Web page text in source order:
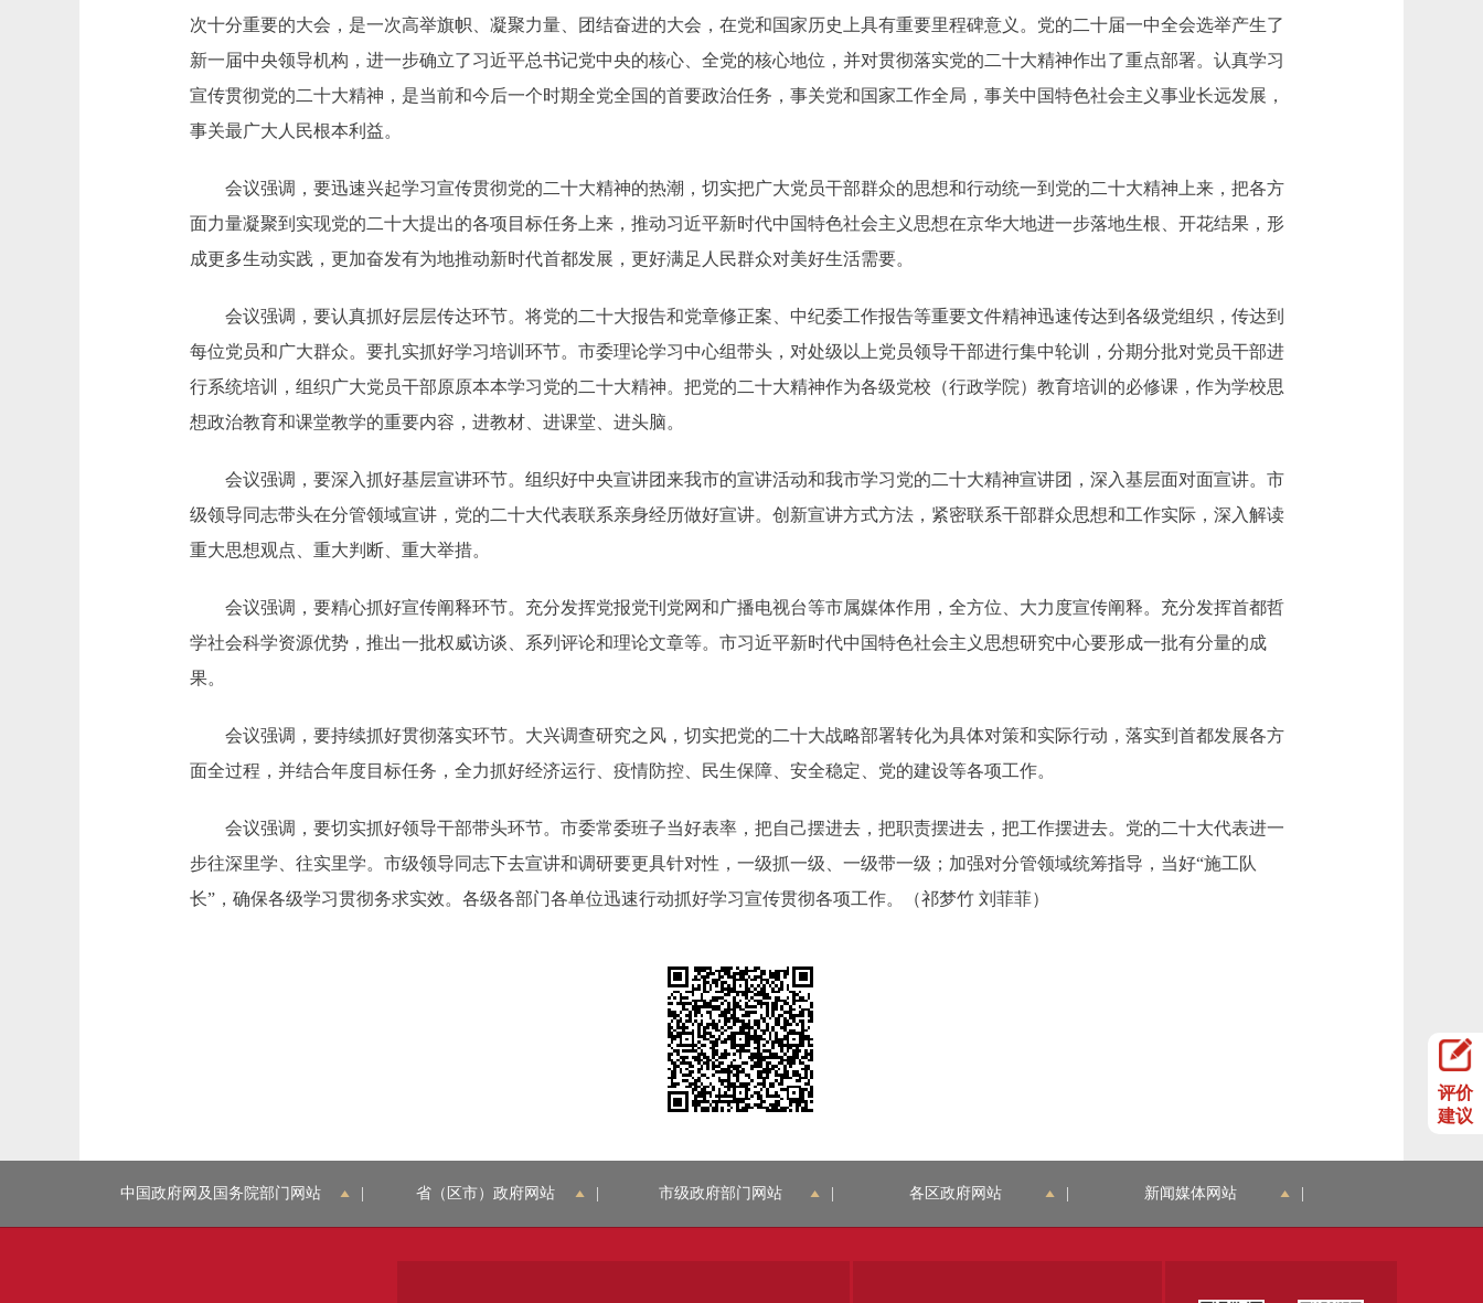
次十分重要的大会，是一次高举旗帜、凝聚力量、团结奋进的大会，在党和国家历史上具有重要里程碑意义。党的二十届一中全会选举产生了
新一届中央领导机构，进一步确立了习近平总书记党中央的核心、全党的核心地位，并对贯彻落实党的二十大精神作出了重点部署。认真学习
宣传贯彻党的二十大精神，是当前和今后一个时期全党全国的首要政治任务，事关党和国家工作全局，事关中国特色社会主义事业长远发展，
事关最广大人民根本利益。
会议强调，要迅速兴起学习宣传贯彻党的二十大精神的热潮，切实把广大党员干部群众的思想和行动统一到党的二十大精神上来，把各方
面力量凝聚到实现党的二十大提出的各项目标任务上来，推动习近平新时代中国特色社会主义思想在京华大地进一步落地生根、开花结果，形
成更多生动实践，更加奋发有为地推动新时代首都发展，更好满足人民群众对美好生活需要。
会议强调，要认真抓好层层传达环节。将党的二十大报告和党章修正案、中纪委工作报告等重要文件精神迅速传达到各级党组织，传达到
每位党员和广大群众。要扎实抓好学习培训环节。市委理论学习中心组带头，对处级以上党员领导干部进行集中轮训，分期分批对党员干部进
行系统培训，组织广大党员干部原原本本学习党的二十大精神。把党的二十大精神作为各级党校（行政学院）教育培训的必修课，作为学校思
想政治教育和课堂教学的重要内容，进教材、进课堂、进头脑。
会议强调，要深入抓好基层宣讲环节。组织好中央宣讲团来我市的宣讲活动和我市学习党的二十大精神宣讲团，深入基层面对面宣讲。市
级领导同志带头在分管领域宣讲，党的二十大代表联系亲身经历做好宣讲。创新宣讲方式方法，紧密联系干部群众思想和工作实际，深入解读
重大思想观点、重大判断、重大举措。
会议强调，要精心抓好宣传阐释环节。充分发挥党报党刊党网和广播电视台等市属媒体作用，全方位、大力度宣传阐释。充分发挥首都哲
学社会科学资源优势，推出一批权威访谈、系列评论和理论文章等。市习近平新时代中国特色社会主义思想研究中心要形成一批有分量的成
果。
会议强调，要持续抓好贯彻落实环节。大兴调查研究之风，切实把党的二十大战略部署转化为具体对策和实际行动，落实到首都发展各方
面全过程，并结合年度目标任务，全力抓好经济运行、疫情防控、民生保障、安全稳定、党的建设等各项工作。
会议强调，要切实抓好领导干部带头环节。市委常委班子当好表率，把自己摆进去，把职责摆进去，把工作摆进去。党的二十大代表进一
步往深里学、往实里学。市级领导同志下去宣讲和调研要更具针对性，一级抓一级、一级带一级；加强对分管领域统筹指导，当好“施工队
长”，确保各级学习贯彻务求实效。各级各部门各单位迅速行动抓好学习宣传贯彻各项工作。（祁梦竹 刘菲菲）
评价
建议
中国政府网及国务院部门网站 省（区市）政府网站 市级政府部门网站 各区政府网站 新闻媒体网站